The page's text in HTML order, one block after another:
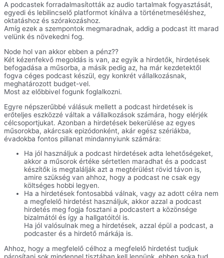
A podcastek forradalmasították az audio tartalmak fogyasztását,
egyedi és lebilincselő platformot kínálva a történetmeséléshez,
oktatáshoz és szórakozáshoz.
Amíg ezek a szempontok megmaradnak, addig a podcast itt marad
velünk és növekedni fog.
Node hol van akkor ebben a pénz??
Két kézenfekvő megoldás is van, az egyik a hirdetők, hirdetések
befogadása a műsorba, a másik pedig az, ha már kezdetektől
fogva céges podcast készül, egy konkrét vállalkozásnak,
meghatározott budget-vel.
Most az előbbivel fogunk foglalkozni.
Egyre népszerűbbé válásuk mellett a podcast hirdetések is
erőteljes eszközzé váltak a vállalkozások számára, hogy elérjék
célcsoportjukat. Azonban a hirdetések bekerülése az egyes
műsorokba, akárcsak epizódonként, akár egész szériákba,
évadokba fontos pillanat mindannyiunk számára:
Ha jól használjuk a podcast hirdetések adta lehetőségeket,
akkor a műsorok értéke sértetlen maradhat és a podcast
készítők is megtalálják azt a megtérülést rövid távon is,
amire szükség van ahhoz, hogy a podcast ne csak egy
költséges hobbi legyen.
Ha a hirdetések fontosabbá válnak, vagy az adott célra nem
a megfelelő hirdetést használjuk, akkor azzal a podcast
hirdetés meg fogja fosztani a podcastert a közönsége
bizalmától és így a hallgatóitól is.
Ha jól valósulnak meg a hirdetések, azzal épül a podcast, a
podcaster és a hirdető márkája is.
Ahhoz, hogy a megfelelő célhoz a megfelelő hirdetést tudjuk